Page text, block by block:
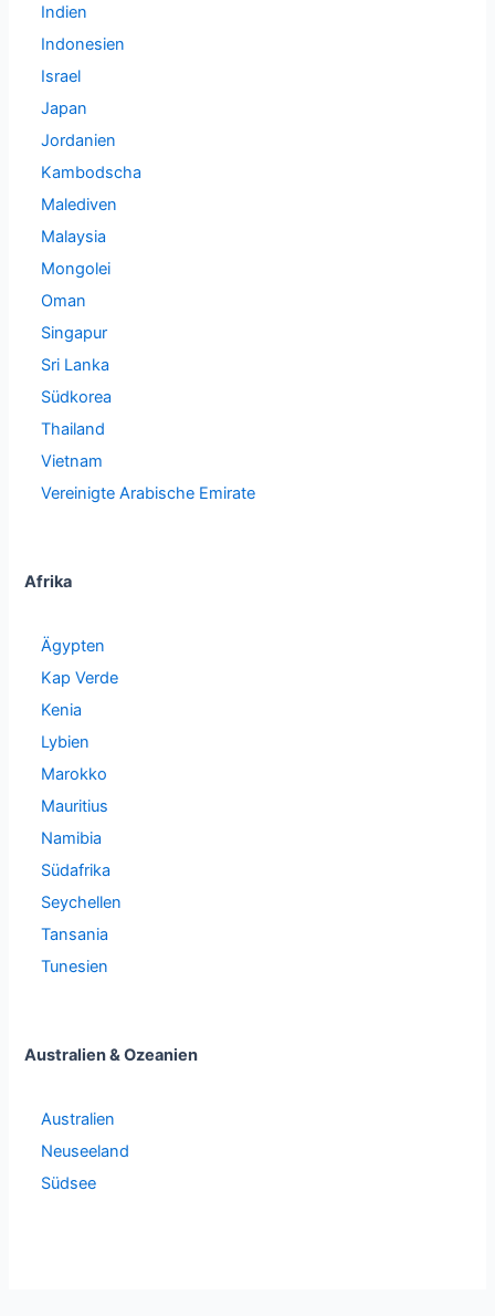
Indien
Indonesien
Israel
Japan
Jordanien
Kambodscha
Malediven
Malaysia
Mongolei
Oman
Singapur
Sri Lanka
Südkorea
Thailand
Vietnam
Vereinigte Arabische Emirate
Afrika
Ägypten
Kap Verde
Kenia
Lybien
Marokko
Mauritius
Namibia
Südafrika
Seychellen
Tansania
Tunesien
Australien & Ozeanien
Australien
Neuseeland
Südsee